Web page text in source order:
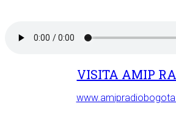
VISITA AMIP